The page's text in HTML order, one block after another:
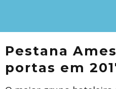
Pestana
portas em